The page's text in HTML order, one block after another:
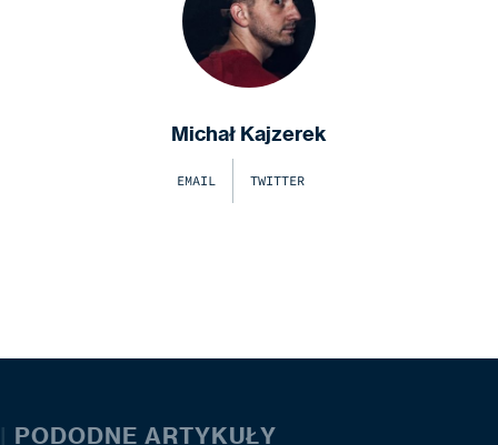
Michał Kajzerek
EMAIL TWITTER
| PODODNE ARTYKUŁY